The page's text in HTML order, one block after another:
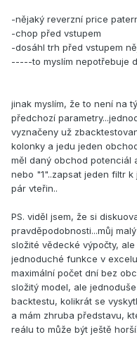
-nějaký reverzní price
-chop před vstupem
-dosáhl trh před vstupem
-----to myslím nepotřebuje
jinak myslím, že to není na
předchozí
vyznačeny už
kolonky a jedu jeden
měl daný obchod potenciál
nebo "1"..zapsat jeden filtr
pár vteřin..
PS. viděl jsem, že si
pravděpodobnosti...můj
složité vědecké výpočty,
jednoduché funkce v
maximální počet dní bez
složitý model, ale
backtestu, kolikrát se
a mám zhruba představu,
reálu to může být ještě